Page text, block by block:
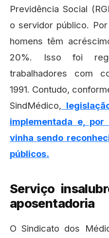
Previdência Social
o servidor público.
homens têm
20%. Isso foi
trabalhadores com
1991. Contudo,
SindMédico,
implementada e,
vinha sendo
públicos.
Serviço
aposentadoria
O Sindicato dos